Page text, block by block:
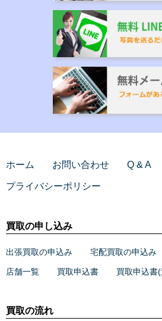
ホーム お問い合わせ Q & A
プライバシーポリシー
買取の申し込み
出張買取の申込み 宅配買取の申込み
店舗一覧 買取申込書 買取申込書
買取の流れ